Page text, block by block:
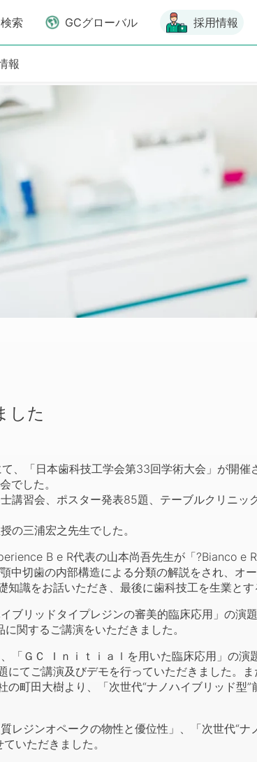
検索 GCグローバル 採用情報
報
した
「日本歯科技工学会第33回学術大会」が開催
でした。
習会、ポスター発表85題、テーブルクリニッ
三浦宏之先生でした。
B e R代表の山本尚吾先生が「?Bianco e
切歯の内部構造による分類の解説をされ、オ
識をお話いただき、最後に歯科技工を生業と
リッドタイプレジンの審美的臨床応用」の演
関するご講演をいただきました。
ＧＣ Ｉｎｉｔｉａｌを用いた臨床応用」の演
てご講演及びデモを行っていただきました。
町田大樹より、「次世代“ナノハイブリッド型
ジンオペークの物性と優位性」、「次世代“ナ
いただきました。